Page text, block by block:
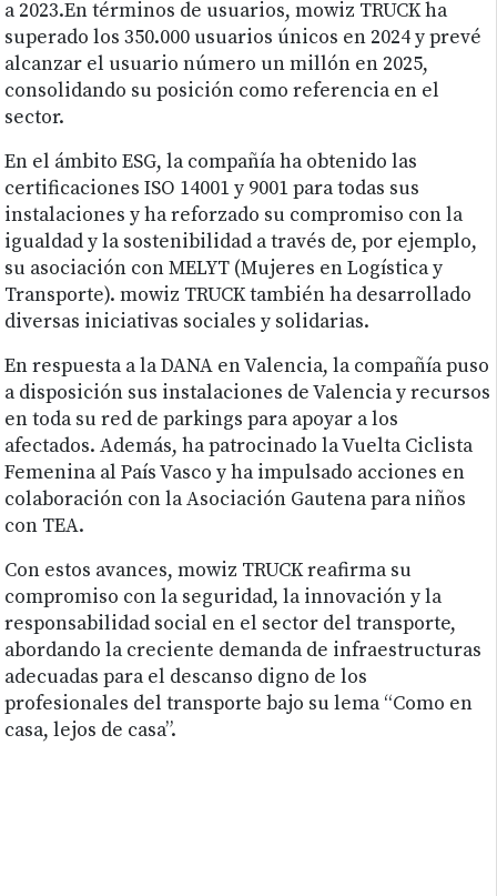
a 2023.En términos de usuarios, mowiz TRUCK ha
superado los 350.000 usuarios únicos en 2024 y prevé
alcanzar el usuario número un millón en 2025,
consolidando su posición como referencia en el
sector.
En el ámbito ESG, la compañía ha obtenido las
certificaciones ISO 14001 y 9001 para todas sus
instalaciones y ha reforzado su compromiso con la
igualdad y la sostenibilidad a través de, por ejemplo,
su asociación con MELYT (Mujeres en Logística y
Transporte). mowiz TRUCK también ha desarrollado
diversas iniciativas sociales y solidarias.
En respuesta a la DANA en Valencia, la compañía puso
a disposición sus instalaciones de Valencia y recursos
en toda su red de parkings para apoyar a los
afectados. Además, ha patrocinado la Vuelta Ciclista
Femenina al País Vasco y ha impulsado acciones en
colaboración con la Asociación Gautena para niños
con TEA.
Con estos avances, mowiz TRUCK reafirma su
compromiso con la seguridad, la innovación y la
responsabilidad social en el sector del transporte,
abordando la creciente demanda de infraestructuras
adecuadas para el descanso digno de los
profesionales del transporte bajo su lema “Como en
casa, lejos de casa”.